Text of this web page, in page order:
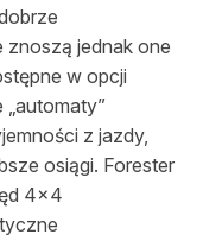
znoszą jednak one
w opcji
z jazdy,
osiągi. Forester
4×4